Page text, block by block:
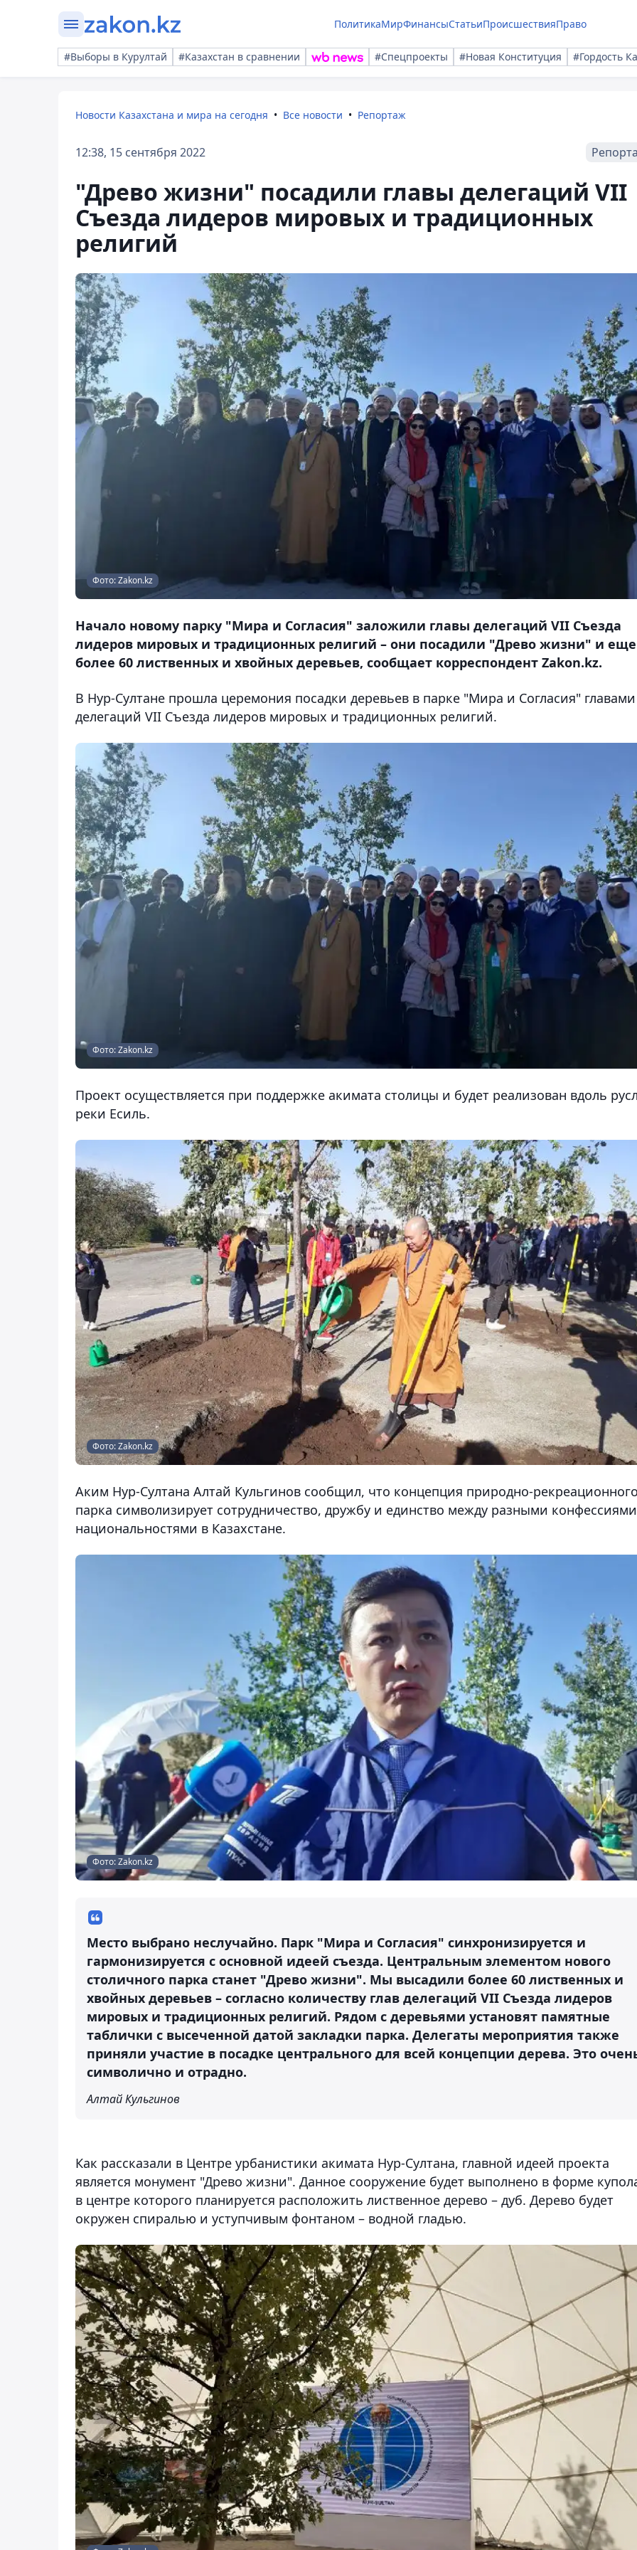
ПолитикаМирФинансыСтатьиПроисшествияПраво
#Выборы в Курултай #Казахстан в сравнении #Спецпроекты #Новая Конституция #Гордость
Новости Казахстана и мира на сегодня Все новости Репортаж
12:38, 15 сентября 2022
"Древо жизни" посадили главы делегаций VII
Съезда лидеров мировых и традиционных
религий
Фото: Zakon.kz
Начало новому парку "Мира и Согласия" заложили главы делегаций VII Съезда
лидеров мировых и традиционных религий – они посадили "Древо жизни" и еще
более 60 лиственных и хвойных деревьев, сообщает корреспондент Zakon.kz.
В Нур-Султане прошла церемония посадки деревьев в парке "Мира и Согласия" главами
делегаций VII Съезда лидеров мировых и традиционных религий.
Фото: Zakon.kz
Проект осуществляется при поддержке акимата столицы и будет реализован вдоль
реки Есиль.
Фото: Zakon.kz
Аким Нур-Султана Алтай Кульгинов сообщил, что концепция природно-
парка символизирует сотрудничество, дружбу и единство между разными
национальностями в Казахстане.
Фото: Zakon.kz
Место выбрано неслучайно. Парк "Мира и Согласия" синхронизируется и
гармонизируется с основной идеей съезда. Центральным элементом нового
столичного парка станет "Древо жизни". Мы высадили более 60 лиственных и
хвойных деревьев – согласно количеству глав делегаций VII Съезда лидеров
мировых и традиционных религий. Рядом с деревьями установят памятные
таблички с высеченной датой закладки парка. Делегаты мероприятия также
приняли участие в посадке центрального для всей концепции дерева. Это
символично и отрадно.
Алтай Кульгинов
Как рассказали в Центре урбанистики акимата Нур-Султана, главной идеей проекта
является монумент "Древо жизни". Данное сооружение будет выполнено в форме
в центре которого планируется расположить лиственное дерево – дуб. Дерево будет
окружен спиралью и уступчивым фонтаном – водной гладью.